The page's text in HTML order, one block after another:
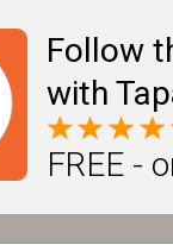
Follow
with
FREE -